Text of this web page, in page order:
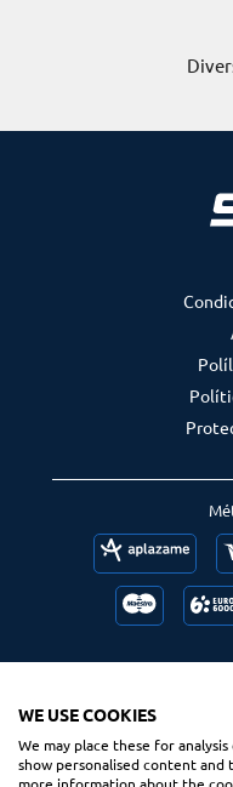
Follow us
WE USE COOKIES
We may place these for
show personalised content